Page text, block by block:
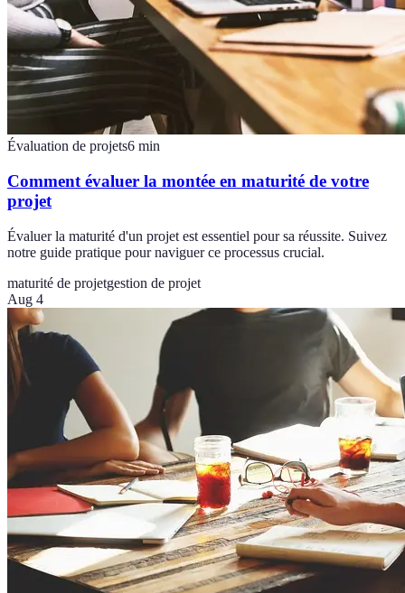
Évaluation de projets6 min
Comment évaluer la montée en maturité de votre
projet
Évaluer la maturité d'un projet est essentiel pour sa réussite. Suivez
notre guide pratique pour naviguer ce processus crucial.
maturité de projetgestion de projet
Aug 4